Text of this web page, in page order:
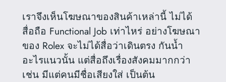
เราจึงเห็นโฆษณาของสินค้าเหล่านี้ ไม่ได้
สื่อถือ Functional Job เท่าไหร่ อย่างโฆษณา
ของ Rolex จะไม่ได้สื่อว่าเดินตรง กันน้ำ
อะไรแนวนั้น แต่สื่อถึงเรื่องสังคมมากกว่า
เช่น มีแต่คนมีชื่อเสียงใส่ เป็นต้น